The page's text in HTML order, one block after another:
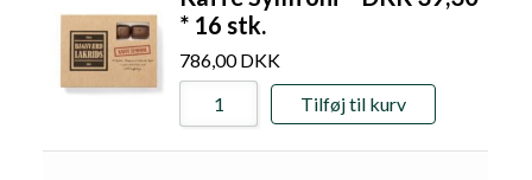
* 16 stk.
786,00DKK
Tilføj til kurv